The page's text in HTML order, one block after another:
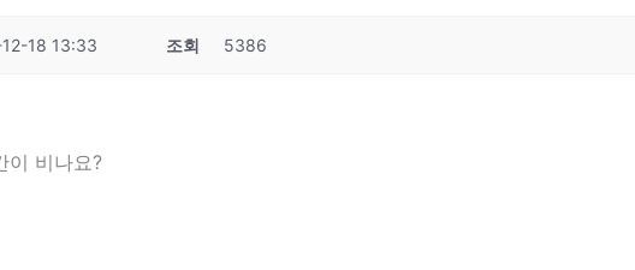
18 13:33 조회 5386
이 비나요?